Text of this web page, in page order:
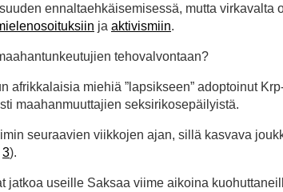
ennaltaehkäisemisessä, mutta virkavalta
ja aktivismiin.
tehovalvontaan?
afrikkalaisia miehiä ”lapsikseen” adoptoinut
maahanmuuttajien seksirikosepäilyistä.
seuraavien viikkojen ajan, sillä kasvava
3).
jatkoa useille Saksaa viime aikoina